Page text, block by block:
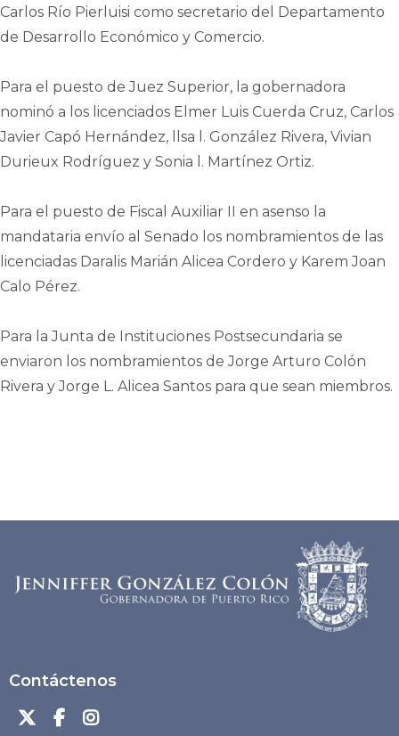
Carlos Río Pierluisi como secretario del Departamento
de Desarrollo Económico y Comercio.
Para el puesto de Juez Superior, la gobernadora
nominó a los licenciados Elmer Luis Cuerda Cruz, Carlos
Javier Capó Hernández, llsa l. González Rivera, Vivian
Durieux Rodríguez y Sonia l. Martínez Ortiz.
Para el puesto de Fiscal Auxiliar II en asenso la
mandataria envío al Senado los nombramientos de las
licenciadas Daralis Marián Alicea Cordero y Karem Joan
Calo Pérez.
Para la Junta de Instituciones Postsecundaria se
enviaron los nombramientos de Jorge Arturo Colón
Rivera y Jorge L. Alicea Santos para que sean miembros.
Contáctenos
  